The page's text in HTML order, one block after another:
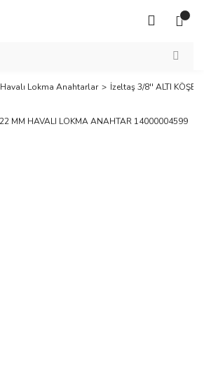
Havalı Lokma Anahtarlar İzeltaş 3/8'' ALTI KÖŞE